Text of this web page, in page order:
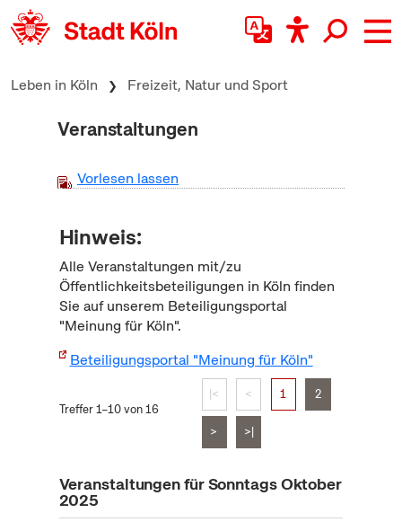
zum Inhalt springen
Leben in Köln Freizeit, Natur und Sport
Veranstaltungen
Vorlesen lassen
Hinweis:
Alle Veranstaltungen mit/zu
Öffentlichkeitsbeteiligungen in Köln finden
Sie auf unserem Beteiligungsportal
"Meinung für Köln".
Beteiligungsportal "Meinung für Köln"
Treffer 1–10 von 16
|< < 1 2
> >|
Veranstaltungen für Sonntags Oktober
2025